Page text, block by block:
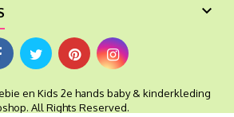

en Kids 2e hands baby & kinderkleding
All Rights Reserved.